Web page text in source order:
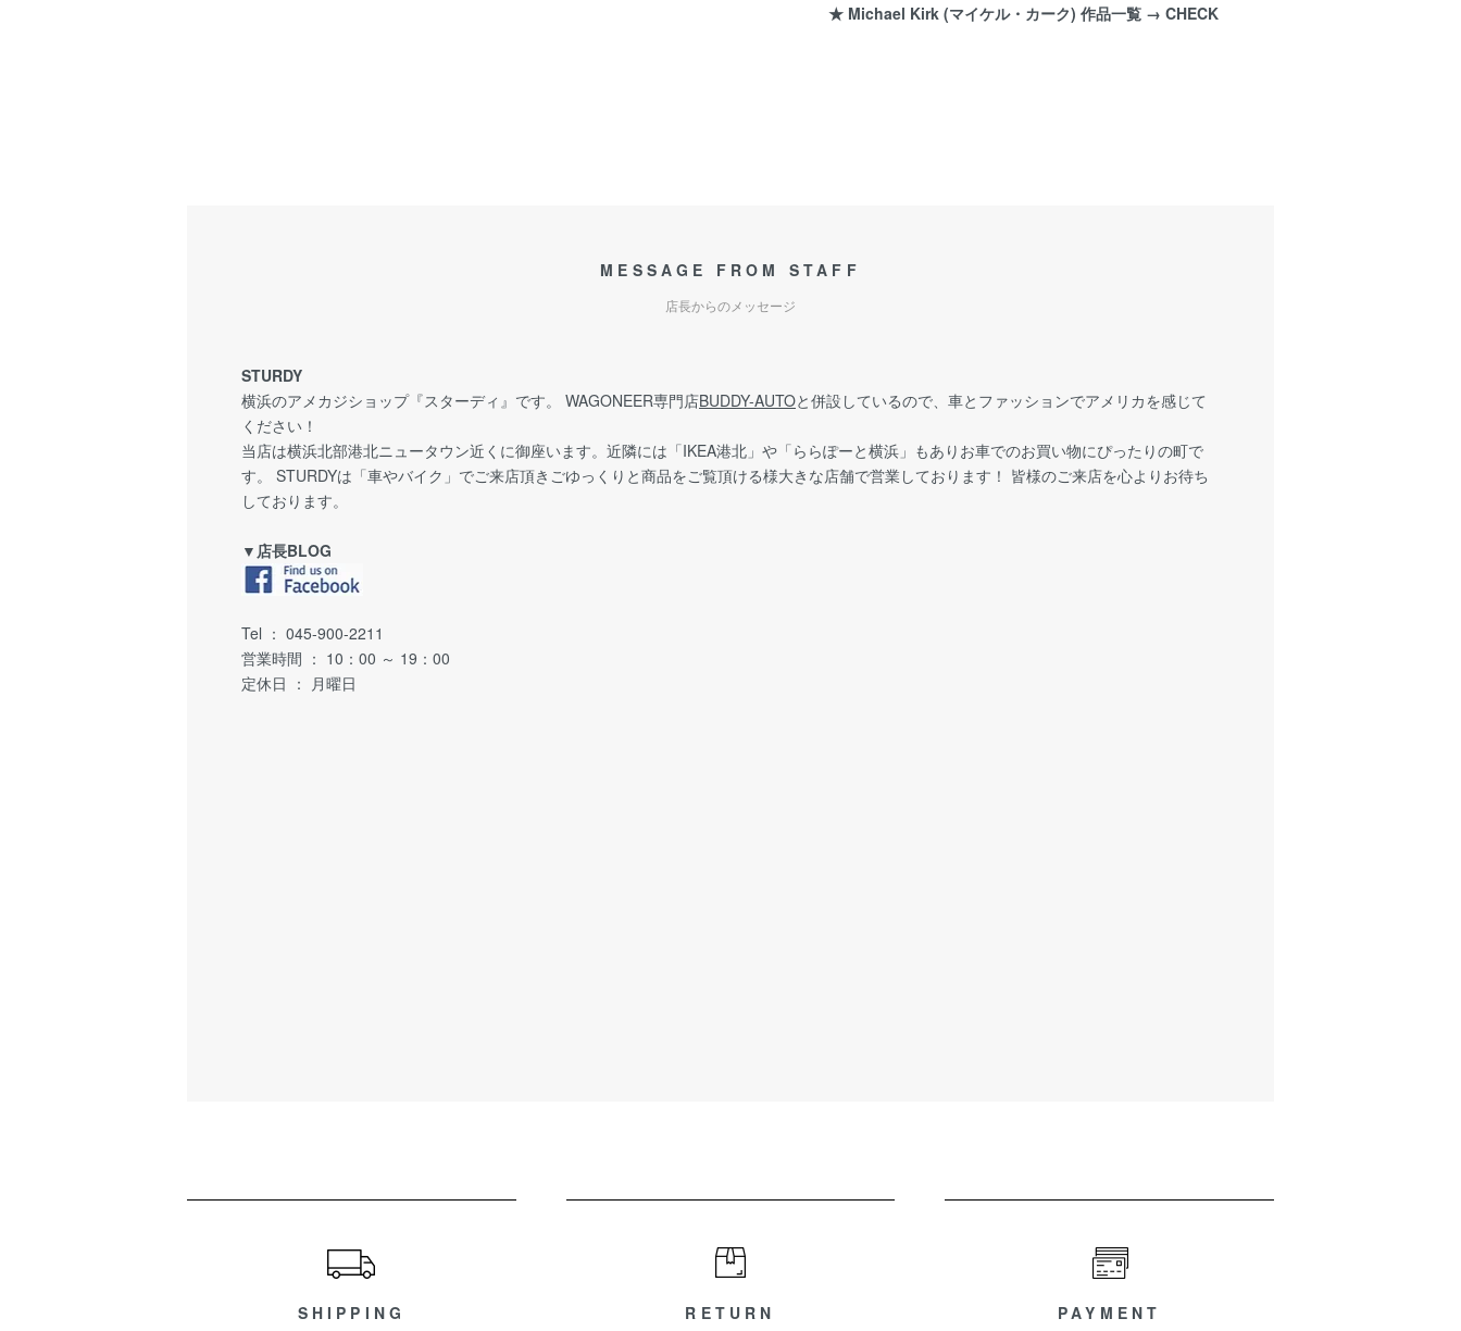
★ Michael Kirk (マイケル・カーク) 作品一覧 → CHECK
MESSAGE FROM STAFF
店長からのメッセージ
STURDY
横浜のアメカジショップ『スターディ』です。 WAGONEER専門店BUDDY-AUTOと併設しているので、車とファッションでアメリカを感じて
ください！
当店は横浜北部港北ニュータウン近くに御座います。近隣には「IKEA港北」や「ららぽーと横浜」もありお車でのお買い物にぴったりの町で
す。 STURDYは「車やバイク」でご来店頂きごゆっくりと商品をご覧頂ける様大きな店舗で営業しております！ 皆様のご来店を心よりお待ち
しております。
▼店長BLOG
Tel ： 045-900-2211
営業時間 ： 10：00 ～ 19：00
定休日 ： 月曜日
SHIPPING RETURN PAYMENT